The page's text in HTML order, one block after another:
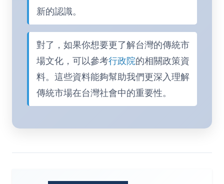
新的認識。
對了，如果你想要更了解台灣的傳統市
場文化，可以參考行政院的相關政策資
料。這些資料能夠幫助我們更深入理解
傳統市場在台灣社會中的重要性。